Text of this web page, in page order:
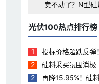
卖不动了？N型
光伏100热点排行榜
1
投标价格超跌反弹
滑35.5%
2
硅料采买氛围消
3.28）
2
再降15.95%！硅